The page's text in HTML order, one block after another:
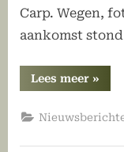
Carp. Wegen,
aankomst
Lees meer
SKP
2025,
een
dag
»